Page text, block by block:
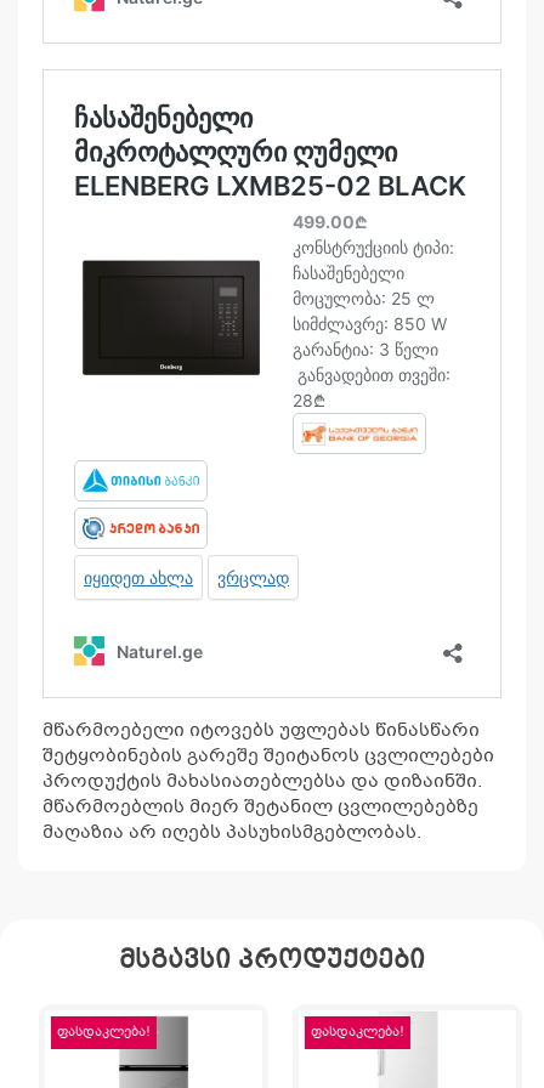
მწარმოებელი იტოვებს უფლებას წინასწარი
შეტყობინების გარეშე შეიტანოს ცვლილებები
პროდუქტის მახასიათებლებსა და დიზაინში.
მწარმოებლის მიერ შეტანილ ცვლილებებზე
მაღაზია არ იღებს პასუხისმგებლობას.
მსგავსი პროდუქტები
ფასდაკლება! ფასდაკლება!